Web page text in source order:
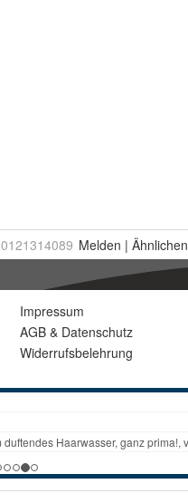
0121314089 Melden | Ähnlichen
Impressum
AGB & Datenschutz
Widerrufsbelehrung